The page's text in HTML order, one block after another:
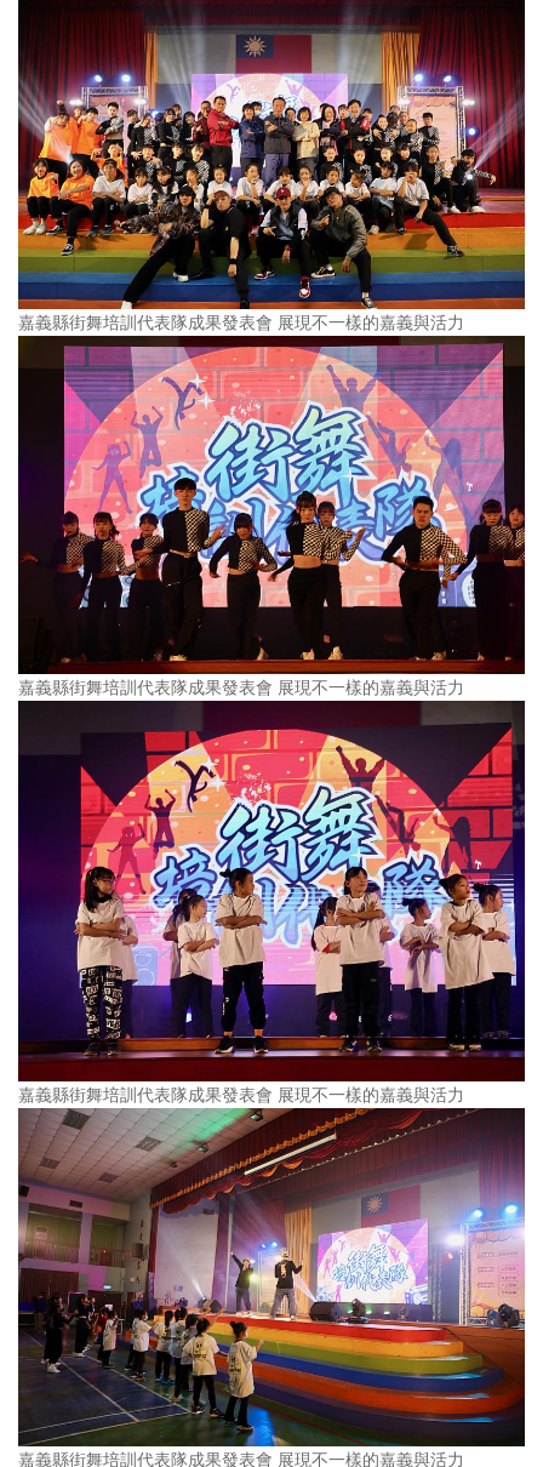
嘉義縣街舞培訓代表隊成果發表會 展現不一樣的嘉義與活力
嘉義縣街舞培訓代表隊成果發表會 展現不一樣的嘉義與活力
嘉義縣街舞培訓代表隊成果發表會 展現不一樣的嘉義與活力
嘉義縣街舞培訓代表隊成果發表會 展現不一樣的嘉義與活力